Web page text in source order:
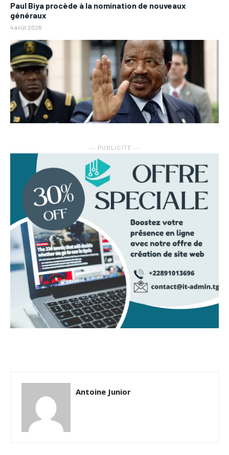
Paul Biya procède à la nomination de nouveaux
généraux
4 août 2026
― PUBLICITE ―
Antoine Junior